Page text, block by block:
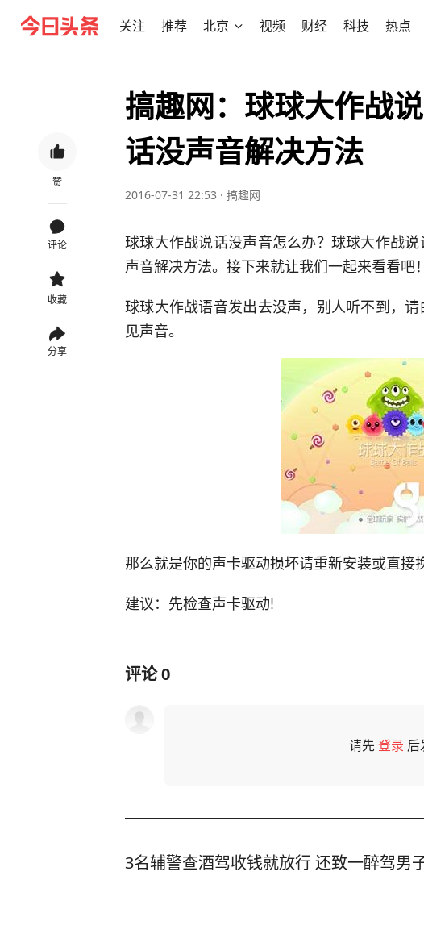
关注 推荐 北京 视频 财经 科技 热点
赞
评论
收藏
分享
搞趣网：球球大作战
话没声音解决方法
2016-07-31 22:53 · 搞趣网
球球大作战说话没声音怎么办？球球大作战
声音解决方法。接下来就让我们一起来看看吧！
球球大作战语音发出去没声，别人听不到，
见声音。
那么就是你的声卡驱动损坏请重新安装或直接
建议：先检查声卡驱动!
评论0
请先登录 后
3名辅警查酒驾收钱就放行 还致一醉驾男